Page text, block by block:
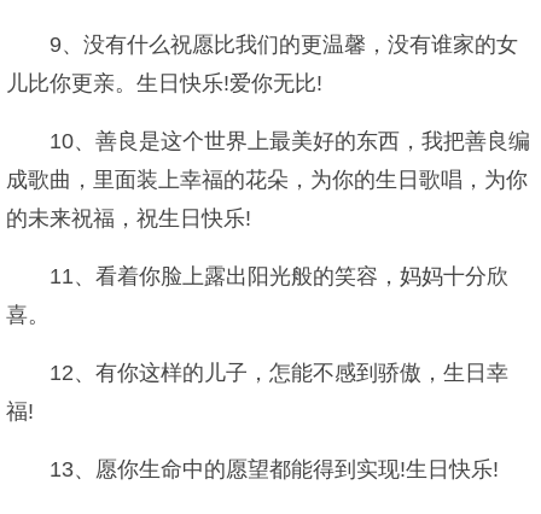
9、没有什么祝愿比我们的更温馨，没有谁家的女
儿比你更亲。生日快乐!爱你无比!
10、善良是这个世界上最美好的东西，我把善良编
成歌曲，里面装上幸福的花朵，为你的生日歌唱，为你
的未来祝福，祝生日快乐!
11、看着你脸上露出阳光般的笑容，妈妈十分欣
喜。
12、有你这样的儿子，怎能不感到骄傲，生日幸
福!
13、愿你生命中的愿望都能得到实现!生日快乐!